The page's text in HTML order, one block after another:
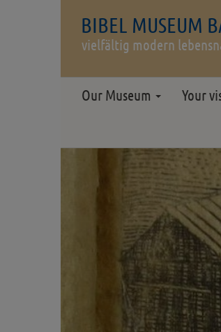
BIBEL MUSEUM
vielfältig modern
Our Museum Your
Zurück